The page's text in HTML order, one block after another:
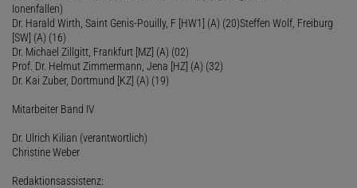
Ionenfallen)
Dr. Harald Wirth, Saint Genis-Pouilly, F [HW1] (A) (20)Steffen Wolf, Freiburg
[SW] (A) (16)
Dr. Michael Zillgitt, Frankfurt [MZ] (A) (02)
Prof. Dr. Helmut Zimmermann, Jena [HZ] (A) (32)
Dr. Kai Zuber, Dortmund [KZ] (A) (19)
Mitarbeiter Band IV
Dr. Ulrich Kilian (verantwortlich)
Christine Weber
Redaktionsassistenz: